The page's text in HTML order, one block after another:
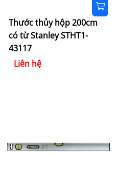
Thước thủy hộp 200cm
có từ Stanley STHT1-
43117
Liên hệ